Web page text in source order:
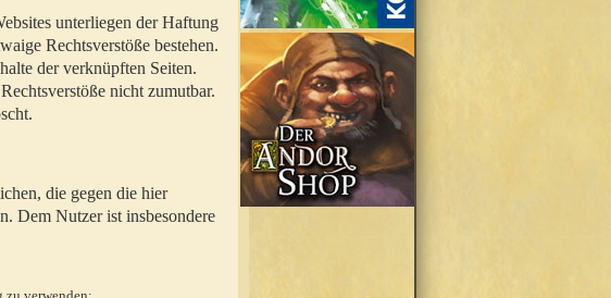
unterliegen der Haftung
Rechtsverstöße bestehen.
der verknüpften Seiten.
nicht zumutbar.
die gegen die hier
Dem Nutzer ist insbesondere